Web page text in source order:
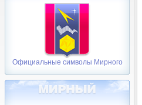
Официальные символы Мирного